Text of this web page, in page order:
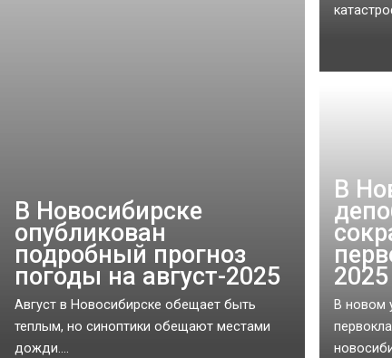
В Новосибирске
опубликован
подробный прогноз
погоды на август-2025
Август в Новосибирске обещает быть
теплым, но синоптики обещают местами
дожди....
В
В новом